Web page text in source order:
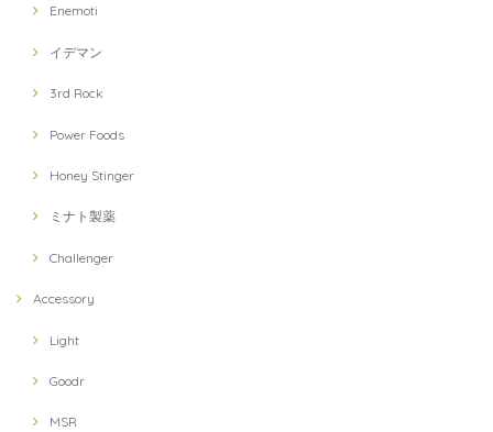
Enemoti
イデマン
3rd Rock
Power Foods
Honey Stinger
ミナト製薬
Challenger
Accessory
Light
Goodr
MSR